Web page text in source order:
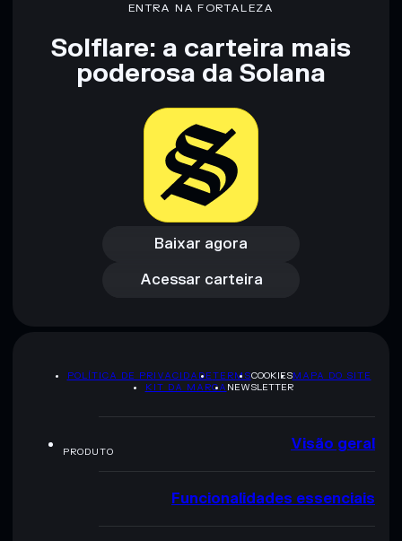
Aviso legal: Esta informação é apenas para fins educativos e
não constitui aconselhamento financeiro. Faz sempre a tua
pesquisa. Dados fornecidos pelo rugcheck.xyz.
ENTRA NA FORTALEZA
Solflare: a carteira mais
poderosa da Solana
Baixar agora
Baixar agora
Acessar carteira
Acessar carteira
POLÍTICA DE PRIVACIDADETERMSCOOKIESMAPA DO SITE
KIT DA MARCA NEWSLETTER
PRODUTO Visão geral
Funcionalidades essenciais